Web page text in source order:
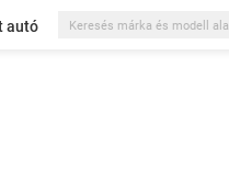
autó